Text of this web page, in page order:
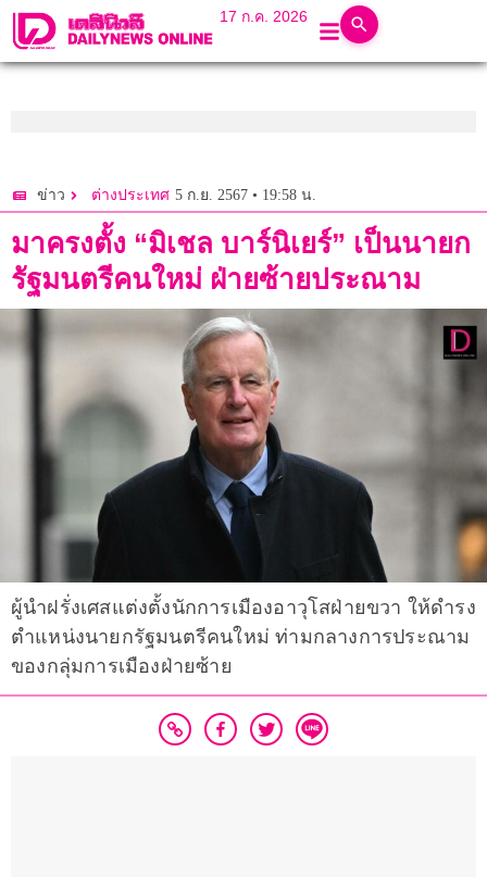
17 ก.ค. 2026
ข่าว ต่างประเทศ 5 ก.ย. 2567 • 19:58 น.
มาครงตั้ง “มิเชล บาร์นิเยร์” เป็นนายก
รัฐมนตรีคนใหม่ ฝ่ายซ้ายประณาม
ผู้นำฝรั่งเศสแต่งตั้งนักการเมืองอาวุโสฝ่ายขวา ให้ดำรง
ตำแหน่งนายกรัฐมนตรีคนใหม่ ท่ามกลางการประณาม
ของกลุ่มการเมืองฝ่ายซ้าย